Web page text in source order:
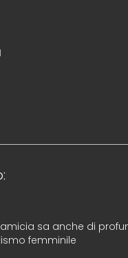
sa anche di
femminile